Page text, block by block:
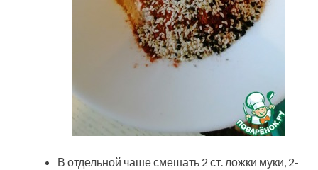
В отдельной чаше смешать 2 ст. ложки муки, 2-